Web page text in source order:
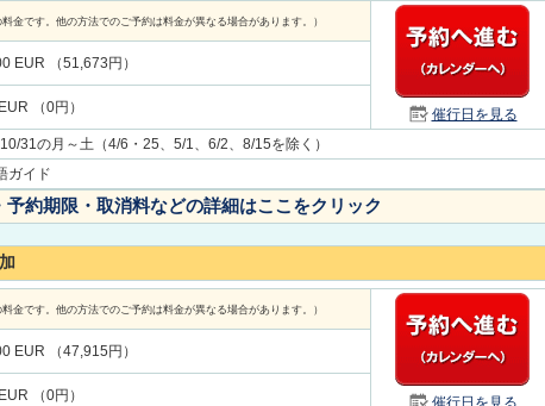
金です。他の方法でのご予約は料金が異なる場合があります。）
催行日を見る
EUR （51,673円）
（0円）
31の月～土（4/6・25、5/1、6/2、8/15を除く）
ガイド
約期限・取消料などの詳細はここをクリック
金です。他の方法でのご予約は料金が異なる場合があります。）
催行日を見る
EUR （47,915円）
（0円）